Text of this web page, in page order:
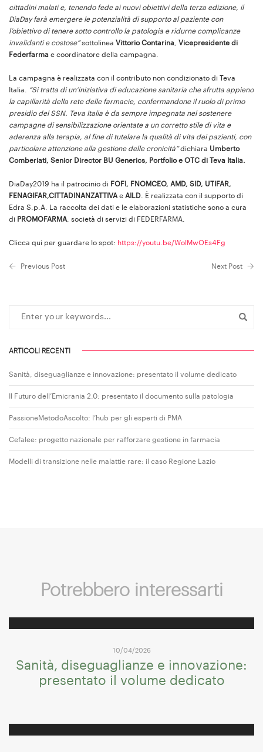
cittadini malati e, tenendo fede ai nuovi obiettivi della terza edizione, il
DiaDay farà emergere le potenzialità di supporto al paziente con
l’obiettivo di tenere sotto controllo la patologia e ridurne complicanze
invalidanti e costose”sottolinea Vittorio Contarina Vicepresidente di
Federfarma e coordinatore della campagna.
La campagna è realizzata con il contributo non condizionato di Teva
Italia.
“Si tratta di un’iniziativa di educazione sanitaria che sfrutta appieno
la capillarità della rete delle farmacie, confermandone il ruolo di primo
presidio del SSN. Teva Italia è da sempre impegnata nel sostenere
campagne di sensibilizzazione orientate a un corretto stile di vita e
aderenza alla terapia, al fine di tutelare la qualità di vita dei pazienti, con
particolare attenzione alla gestione delle cronicità”dichiara Umberto
Comberiati, Senior Director BU Generics, Portfolio e OTC di Teva Italia.
DiaDay2019 ha il patrocinio di FOFI, FNOMCEO, AMD, SID, UTIFAR,
FENAGIFAR,CITTADINANZATTIVA e AILD . È realizzata con il supporto di
Edra S.p.A. La raccolta dei dati e le elaborazioni statistiche sono a cura
di PROMOFARMA , società di servizi di FEDERFARMA.
Clicca qui per guardare lo spot: https://youtu.be/WolMwOEs4Fg
Previous Post Next Post
ARTICOLI RECENTI
Sanità, diseguaglianze e innovazione: presentato il volume dedicato
Il Futuro dell’Emicrania 2.0: presentato il documento sulla patologia
PassioneMetodoAscolto: l’hub per gli esperti di PMA
Cefalee: progetto nazionale per rafforzare gestione in farmacia
Modelli di transizione nelle malattie rare: il caso Regione Lazio
Potrebbero interessarti
10/04/2026
Sanità, diseguaglianze e innovazione:
presentato il volume dedicato